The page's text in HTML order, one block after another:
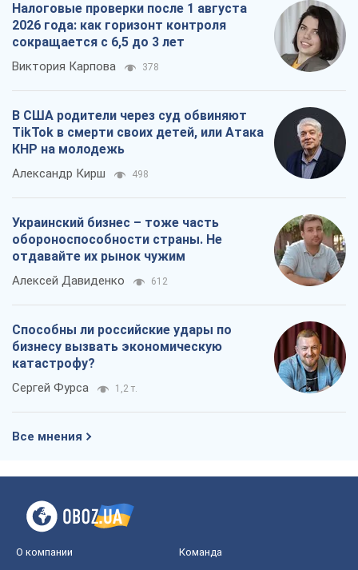
Налоговые проверки после 1 августа
2026 года: как горизонт контроля
сокращается с 6,5 до 3 лет
Виктория Карпова 378
В США родители через суд обвиняют
TikTok в смерти своих детей, или Атака
КНР на молодежь
Александр Кирш 498
Украинский бизнес – тоже часть
обороноспособности страны. Не
отдавайте их рынок чужим
Алексей Давиденко 612
Способны ли российские удары по
бизнесу вызвать экономическую
катастрофу?
Сергей Фурса 1,2 т.
Все мнения
О компании Команда